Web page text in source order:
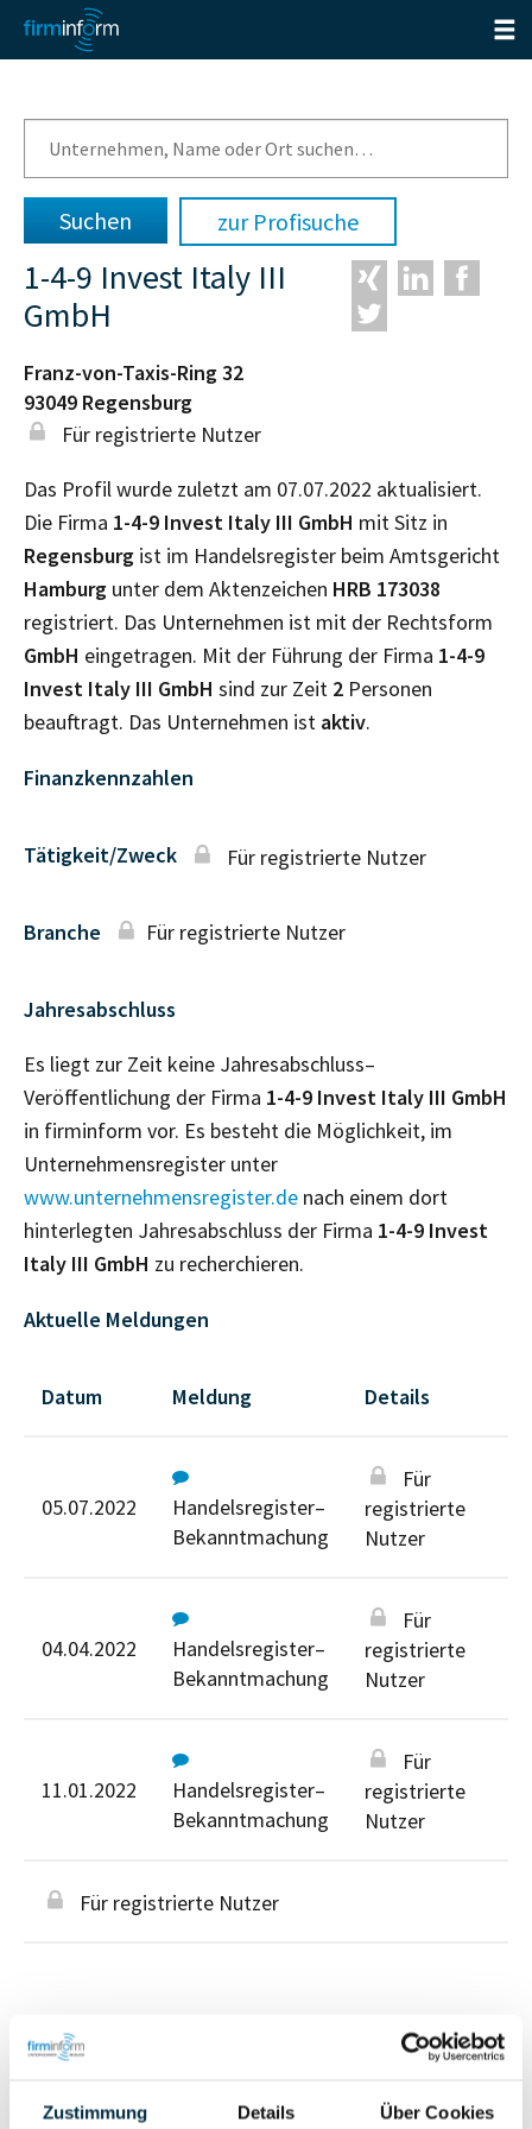
Zustimmung Details Über Cookies
zur Profisuche
1-4-9 Invest Italy III
GmbH
Franz-von-Taxis-Ring 32
93049 Regensburg
Für registrierte Nutzer
Das Profil wurde zuletzt am 07.07.2022 aktualisiert.
Die Firma 1-4-9 Invest Italy III GmbH mit Sitz in
Regensburg ist im Handelsregister beim Amtsgericht
Hamburg unter dem Aktenzeichen HRB 173038
registriert. Das Unternehmen ist mit der Rechtsform
GmbH eingetragen. Mit der Führung der Firma 1-4-9
Invest Italy III GmbH sind zur Zeit 2 Personen
beauftragt. Das Unternehmen ist aktiv.
Finanzkennzahlen
Tätigkeit/Zweck Für registrierte Nutzer
Branche Für registrierte Nutzer
Jahresabschluss
Es liegt zur Zeit keine Jahresabschluss–
Veröffentlichung der Firma 1-4-9 Invest Italy III GmbH
in firminform vor. Es besteht die Möglichkeit, im
Unternehmensregister unter
www.unternehmensregister.de nach einem dort
hinterlegten Jahresabschluss der Firma 1-4-9 Invest
Italy III GmbH zu recherchieren.
Aktuelle Meldungen
Datum Meldung Details
05.07.2022
Handelsregister–
Bekanntmachung
Für
registrierte
Nutzer
04.04.2022
Handelsregister–
Bekanntmachung
Für
registrierte
Nutzer
11.01.2022
Handelsregister–
Bekanntmachung
Für
registrierte
Nutzer
Für registrierte Nutzer
Personen im Unternehmen